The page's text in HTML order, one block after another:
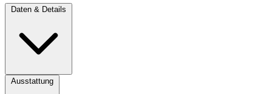
Daten & Details
Ausstattung